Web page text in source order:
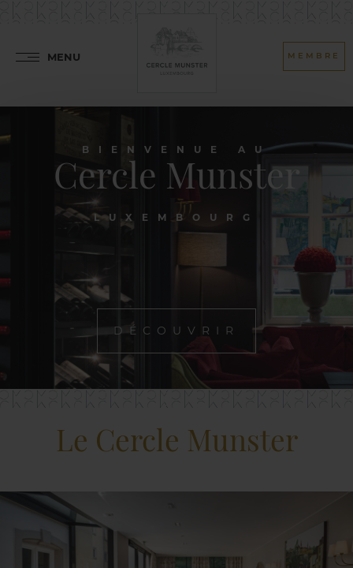
MENU MEMBRE
BIENVENUE AU
Cercle Munster
LUXEMBOURG
DÉCOUVRIR
Le Cercle Munster